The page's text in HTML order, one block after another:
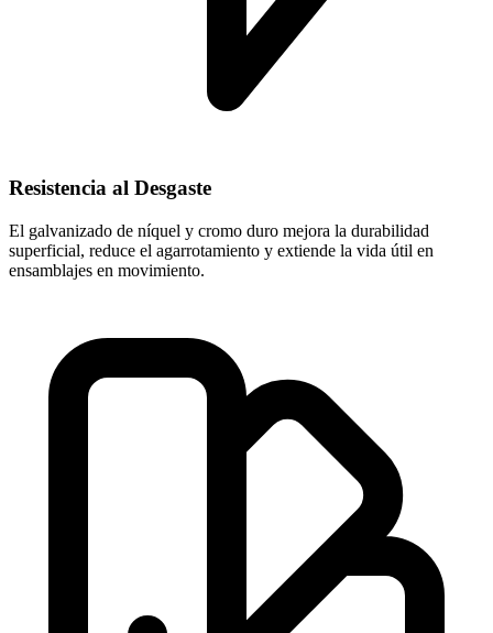
Resistencia al Desgaste
El galvanizado de níquel y cromo duro mejora la durabilidad
superficial, reduce el agarrotamiento y extiende la vida útil en
ensamblajes en movimiento.